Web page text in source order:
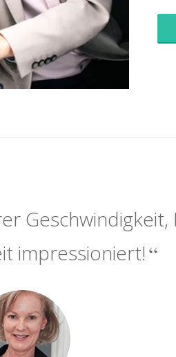
Geschwindigkeit,
impressioniert!